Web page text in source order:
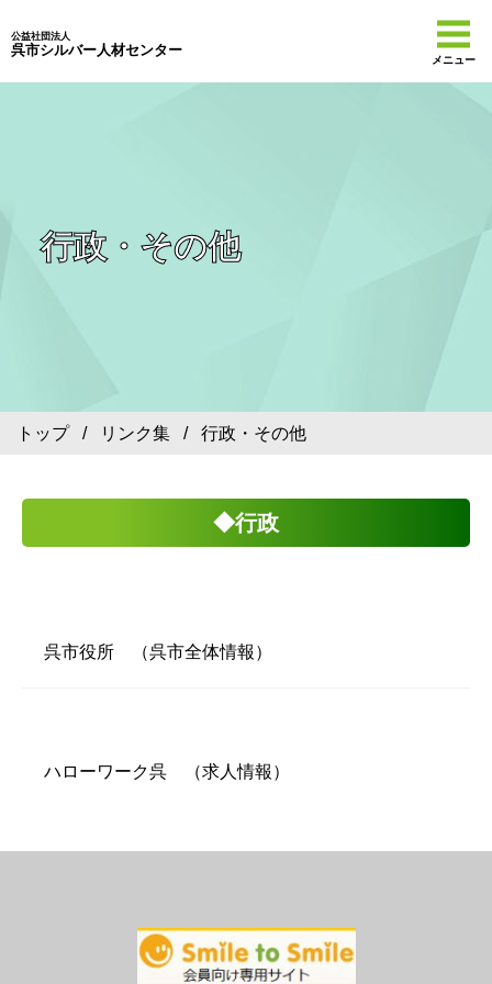
公益社団法人
呉市シルバー人材センター
メニュー
行政・その他
トップ/ リンク集 / 行政・その他
◆行政
呉市役所 （呉市全体情報）
ハローワーク呉 （求人情報）